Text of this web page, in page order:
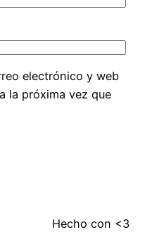
electrónico y web
la próxima vez que
Hecho con <3